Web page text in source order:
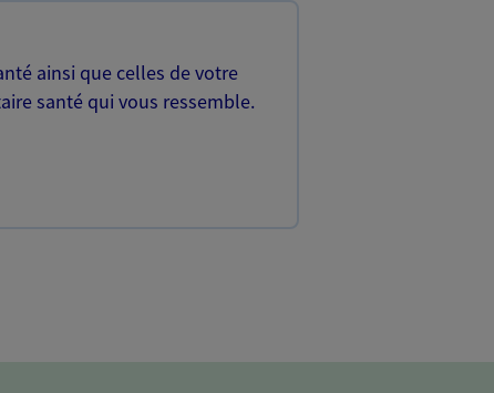
ainsi que celles de votre
santé qui vous ressemble.